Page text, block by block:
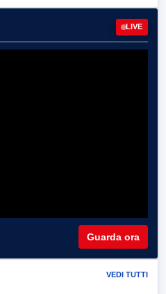
LIVE
Guarda ora
VEDI TUTTI